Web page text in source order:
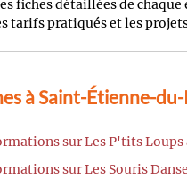
fiches détaillées de
tarifs pratiqués et les
à Saint-Étienne-
sur Les P'tits
sur Les Souris